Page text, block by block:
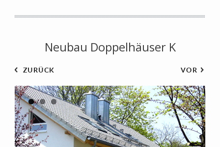
Neubau Doppelhäuser K
VOR
ZURÜCK
1 2 3